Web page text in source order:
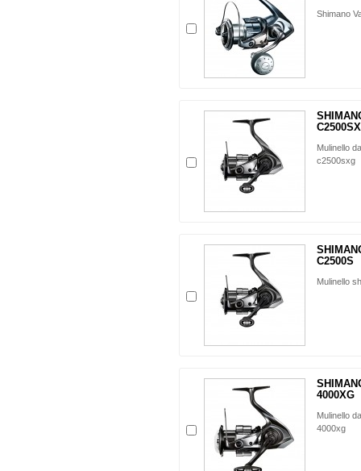
Shimano
Mulinello
c2500sxg
C2500S
Mulinello
4000XG
Mulinello
4000xg